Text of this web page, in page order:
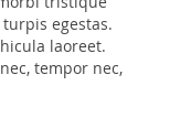
egestas.
laoreet.
tempor nec,